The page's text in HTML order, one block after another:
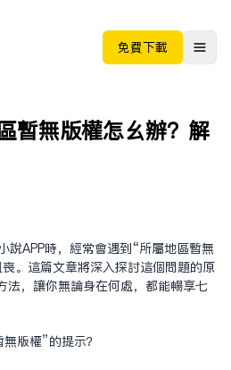
免费下载
暂无版权怎么办？解
说APP时，经常会遇到“所属地区暂无
。这篇文章将深入探讨这个问题的原
法，让你无论身在何处，都能畅享七
版权”的提示？